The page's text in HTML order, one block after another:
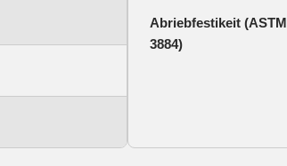
Abriebfestikeit (ASTM
3884)